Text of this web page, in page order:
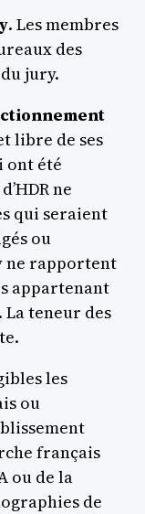
. Les membres
des
jury.
libre de ses
ont été
ne
qui seraient
ou
ne rapportent
appartenant
La teneur des
les
ou
français
ou de la
de